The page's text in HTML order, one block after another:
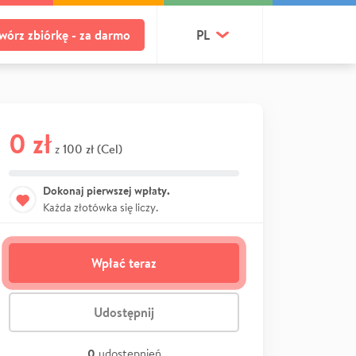
zbiórkę - za darmo PL
0 zł z 100 zł (Cel)
Dokonaj pierwszej wpłaty.
Każda złotówka się liczy.
Wpłać teraz
Udostępnij